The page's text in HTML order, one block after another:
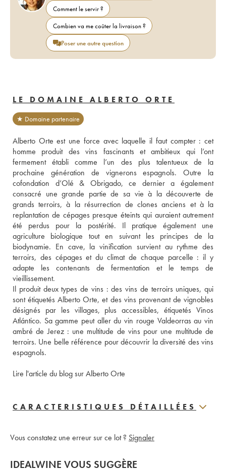
Comment le servir ?
Combien va me coûter la livraison ?
Poser une autre question
LE DOMAINE ALBERTO ORTE
★ Domaine partenaire
Alberto Orte est une force avec laquelle il faut compter : cet
homme produit des vins fascinants et ambitieux qui l’ont
fermement établi comme l’un des plus talentueux de la
prochaine génération de vignerons espagnols. Outre la
cofondation d’Olé & Obrigado, ce dernier a également
consacré une grande partie de sa vie à la découverte de
grands terroirs, à la résurrection de clones anciens et à la
replantation de cépages presque éteints qui auraient autrement
été perdus pour la postérité. Il pratique également une
agriculture biologique tout en suivant les principes de la
biodynamie. En cave, la vinification survient au rythme des
terroirs, des cépages et du climat de chaque parcelle : il y
adapte les contenants de fermentation et le temps de
vieillissement.
Il produit deux types de vins : des vins de terroirs uniques, qui
sont étiquetés Alberto Orte, et des vins provenant de vignobles
désignés par les villages, plus accessibles, étiquetés Vinos
Atlántico. Sa gamme peut aller du vin rouge Valdeorras au vin
ambré de Jerez : une multitude de vins pour une multitude de
terroirs. Une belle référence pour découvrir la diversité des vins
espagnols.
Lire l'article du blog sur Alberto Orte
CARACTERISTIQUES DÉTAILLÉES
Vous constatez une erreur sur ce lot ? Signaler
IDEALWINE VOUS SUGGÈRE